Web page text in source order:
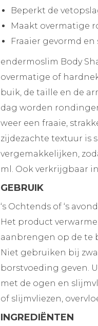
Beperkt de
Maakt overmatige
Fraaier gevormd
endermoslim Body
overmatige of
buik, de taille en de
dag worden
weer een fraaie,
zijdezachte textuur is
vergemakkelijken,
ml. Ook verkrijgbaar
GEBRUIK
‘s Ochtends of ‘s
Het product
aanbrengen op de te
Niet gebruiken bij
borstvoeding geven.
met de ogen en
of slijmvliezen,
INGREDIËNTEN